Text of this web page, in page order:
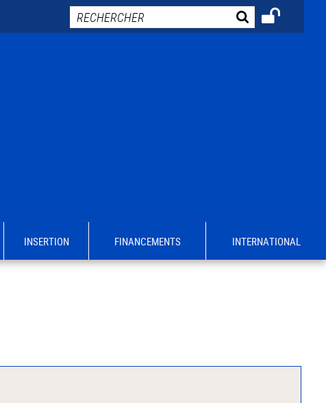
INSERTION FINANCEMENTS INTERNATIONAL